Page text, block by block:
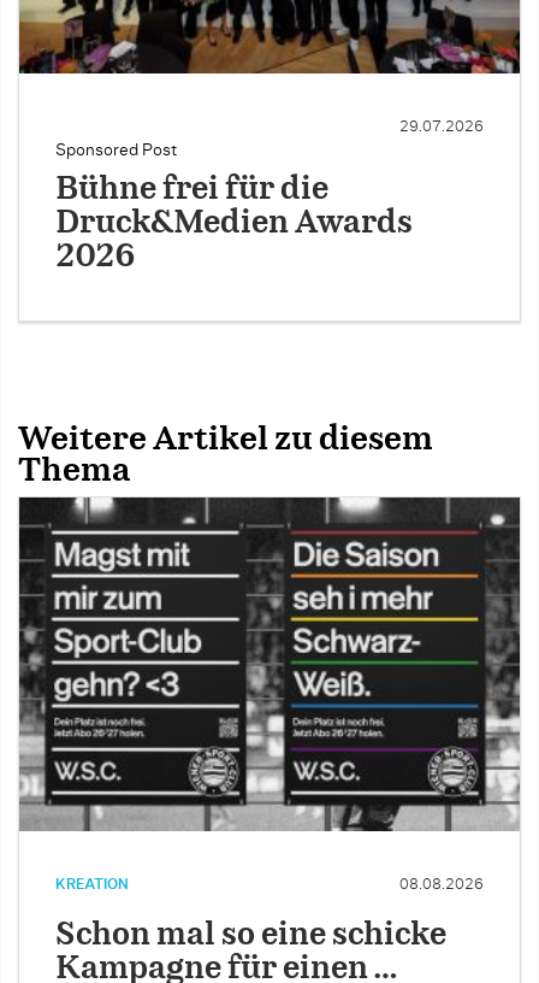
Sponsored Post
29.07.2026
Bühne frei für die
Druck&Medien Awards
2026
Weitere Artikel zu diesem
Thema
KREATION 08.08.2026
Schon mal so eine schicke
Kampagne für einen …